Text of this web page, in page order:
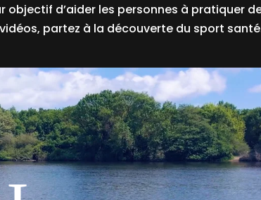
objectif d’aider les personnes à pratiquer
partez à la découverte du sport